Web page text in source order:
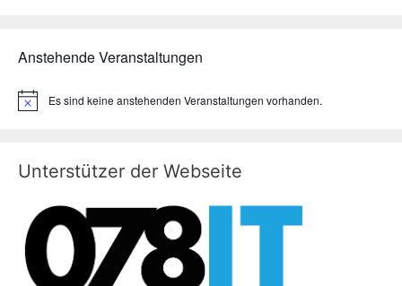
Anstehende Veranstaltungen
H
e
i
Es sind keine anstehenden Veranstaltungen vorhanden.
Unterstützer der Webseite